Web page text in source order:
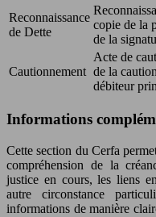
Reconnaissance
de Dette
copie de la
de la
Cautionnement
Acte de
de la
débiteur
Informations
Cette section du Cerfa
compréhension de la
justice en cours, les liens
autre circonstance
informations de manière